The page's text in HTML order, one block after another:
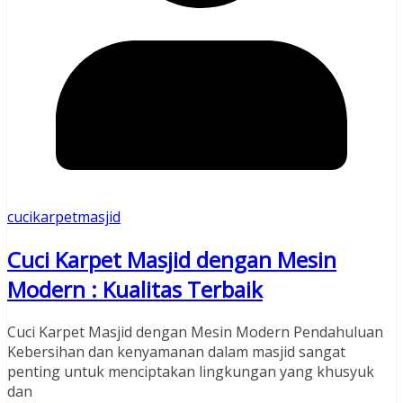
cucikarpetmasjid
Cuci Karpet Masjid dengan Mesin
Modern : Kualitas Terbaik
Cuci Karpet Masjid dengan Mesin Modern Pendahuluan
Kebersihan dan kenyamanan dalam masjid sangat
penting untuk menciptakan lingkungan yang khusyuk
dan